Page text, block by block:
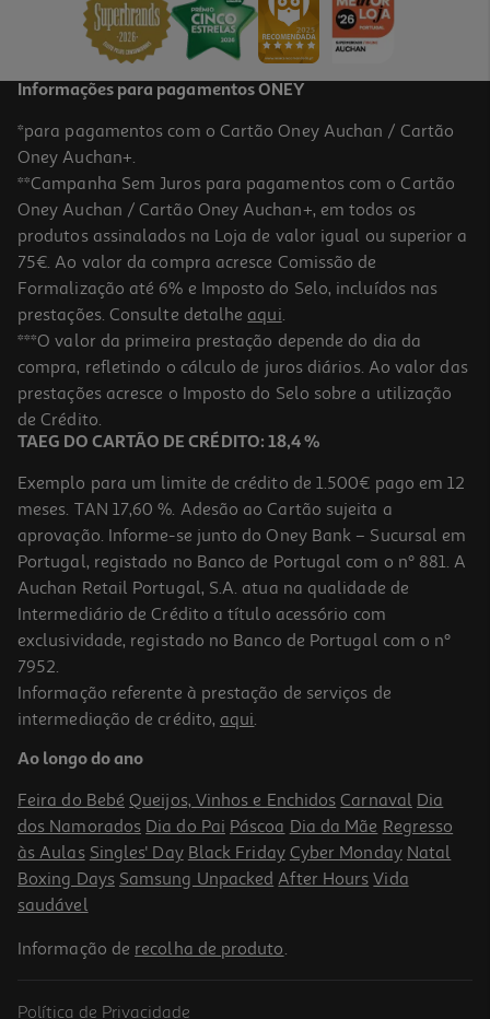
4.4 (37)
Batatas Auchan Duchesse Para Forno E Airfryer 750g
3.05 €/Kg
2,29 €
4.5
Batatas Auchan Salteadas Às Rodelas À La Sarladaise 600g
6.15 €/Kg
3,69 €
Informações para pagamentos ONEY
*para pagamentos com o Cartão Oney Auchan / Cartão
Oney Auchan+.
**Campanha Sem Juros para pagamentos com o Cartão
Oney Auchan / Cartão Oney Auchan+, em todos os
produtos assinalados na Loja de valor igual ou superior a
75€. Ao valor da compra acresce Comissão de
Formalização até 6% e Imposto do Selo, incluídos nas
prestações. Consulte detalhe aqui.
***O valor da primeira prestação depende do dia da
compra, refletindo o cálculo de juros diários. Ao valor das
prestações acresce o Imposto do Selo sobre a utilização
de Crédito.
TAEG DO CARTÃO DE CRÉDITO: 18,4 %
Exemplo para um limite de crédito de 1.500€ pago em 12
meses. TAN 17,60 %. Adesão ao Cartão sujeita a
aprovação. Informe-se junto do Oney Bank – Sucursal em
Portugal, registado no Banco de Portugal com o nº 881. A
Auchan Retail Portugal, S.A. atua na qualidade de
Intermediário de Crédito a título acessório com
exclusividade, registado no Banco de Portugal com o nº
7952.
Informação referente à prestação de serviços de
intermediação de crédito, aqui.
Ao longo do ano
Feira do Bebé Queijos, Vinhos e Enchidos Carnaval Dia
dos Namorados Dia do Pai Páscoa Dia da Mãe Regresso
às Aulas Singles' Day Black Friday Cyber Monday Natal
Boxing Days Samsung Unpacked After Hours Vida
saudável
Informação de recolha de produto.
Política de Privacidade